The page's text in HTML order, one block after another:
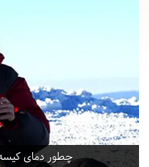
چطور دمای